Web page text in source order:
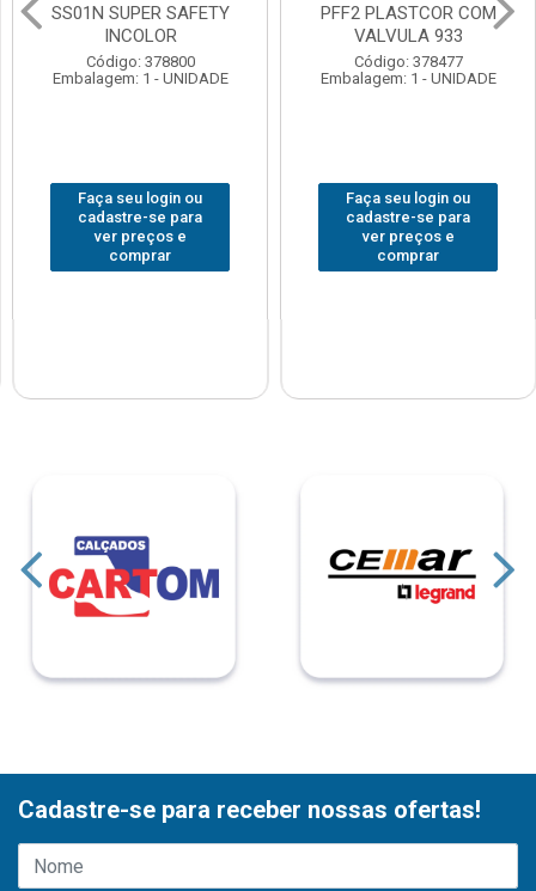
SS01N SUPER SAFETY
INCOLOR
Código: 378800
Embalagem: 1 - UNIDADE
Faça seu login ou
cadastre-se para
ver preços e
comprar
PFF2 PLASTCOR COM
VALVULA 933
Código: 378477
Embalagem: 1 - UNIDADE
Faça seu login ou
cadastre-se para
ver preços e
comprar
Cadastre-se para receber nossas ofertas!